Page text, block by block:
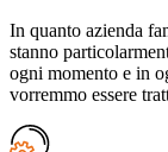
In quanto azienda
stanno
ogni momento e in
vorremmo essere